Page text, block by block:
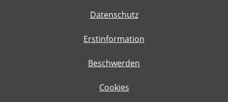
Datenschutz
Erstinformation
Beschwerden
Cookies